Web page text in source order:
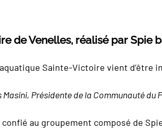
de Venelles, réalisé par Spie
Sainte-Victoire vient d’être
Présidente de la Communauté du
confié au groupement composé de